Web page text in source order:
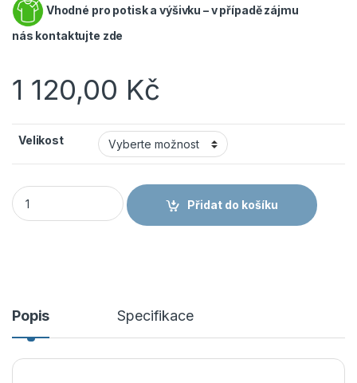
Vhodné pro potisk a výšivku – v případě zájmu
nás kontaktujte zde
1 120,00 Kč
Velikost
ARDON 4Xstretch Blůza tmavě šedá H6087 množství
Přidat do košíku
Popis Specifikace